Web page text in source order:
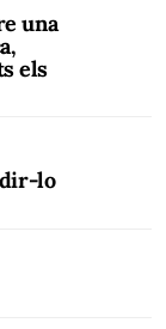
una
els
lo